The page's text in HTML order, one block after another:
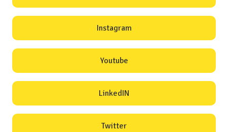
Instagram
Youtube
LinkedIN
Twitter